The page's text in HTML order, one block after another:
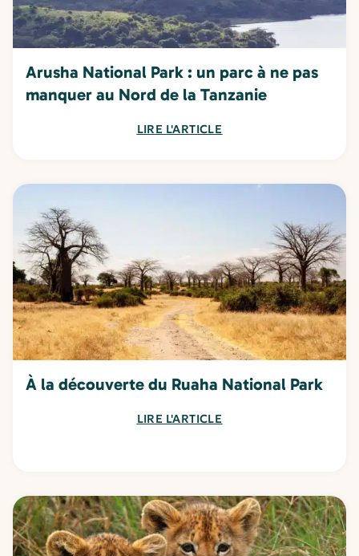
Arusha National Park : un parc à ne pas
manquer au Nord de la Tanzanie
LIRE L'ARTICLE
À la découverte du Ruaha National Park
LIRE L'ARTICLE